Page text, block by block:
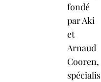
fondé
par Aki
et
Arnaud
Cooren,
spécialis